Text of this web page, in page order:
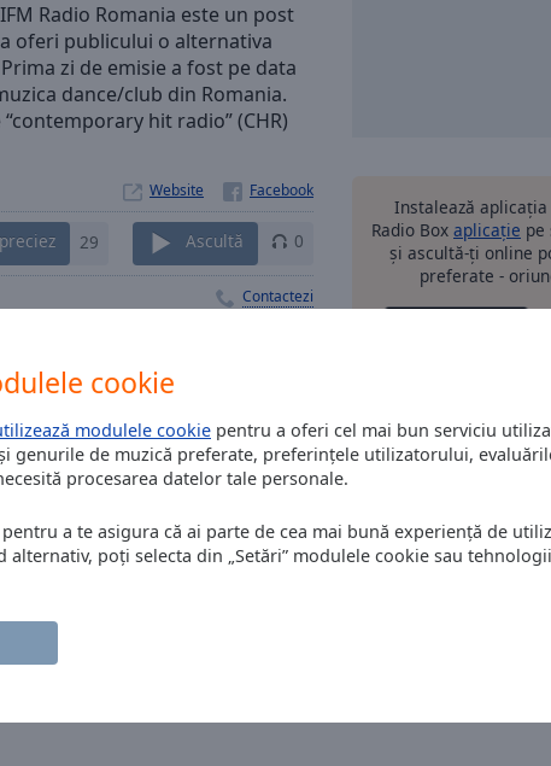
cookie
modulele cookie pentru a oferi cel mai bun serviciu
genurile de muzică preferate, preferințele utilizatorului,
procesarea datelor tale personale.
pentru a te asigura că ai parte de cea mai bună experiență de
alternativ, poți selecta din „Setări” modulele cookie sau
Radio Romania este un post
oferi publicului o alternativa
zi de emisie a fost pe data
dance/club din Romania.
hit radio” (CHR)
Website
29 Ascultă 0
Contactezi
Instalează
Radio Box aplicație pe
și ascultă-ți online
preferate -